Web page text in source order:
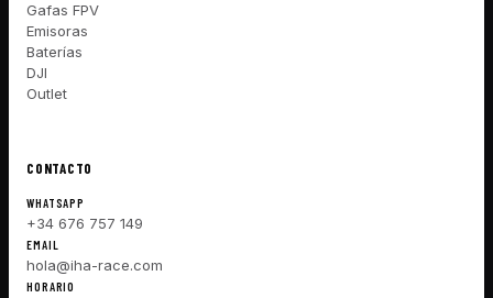
Gafas FPV
Emisoras
Baterías
DJI
Outlet
CONTACTO
WHATSAPP
+34 676 757 149
EMAIL
hola@iha-race.com
HORARIO